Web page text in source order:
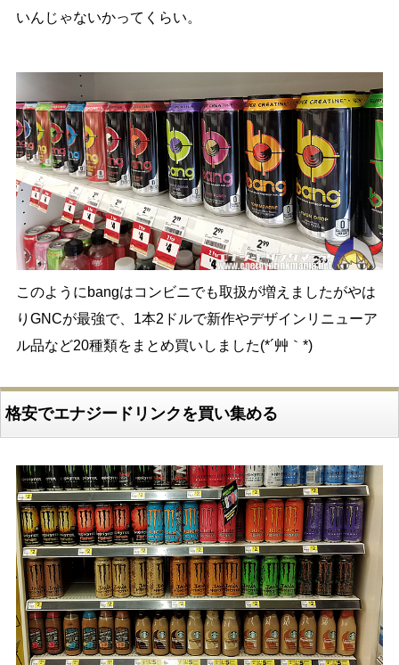
いんじゃないかってくらい。
このようにbangはコンビニでも取扱が増えましたがやは
りGNCが最強で、1本2ドルで新作やデザインリニューア
ル品など20種類をまとめ買いしました(*´艸｀*)
格安でエナジードリンクを買い集める